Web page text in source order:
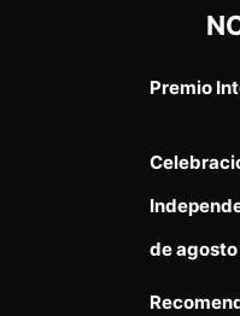
Premio
de agosto